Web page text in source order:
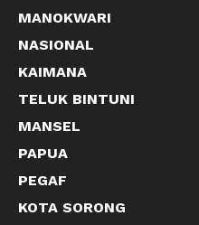
MANOKWARI
NASIONAL
KAIMANA
TELUK BINTUNI
MANSEL
PAPUA
PEGAF
KOTA SORONG